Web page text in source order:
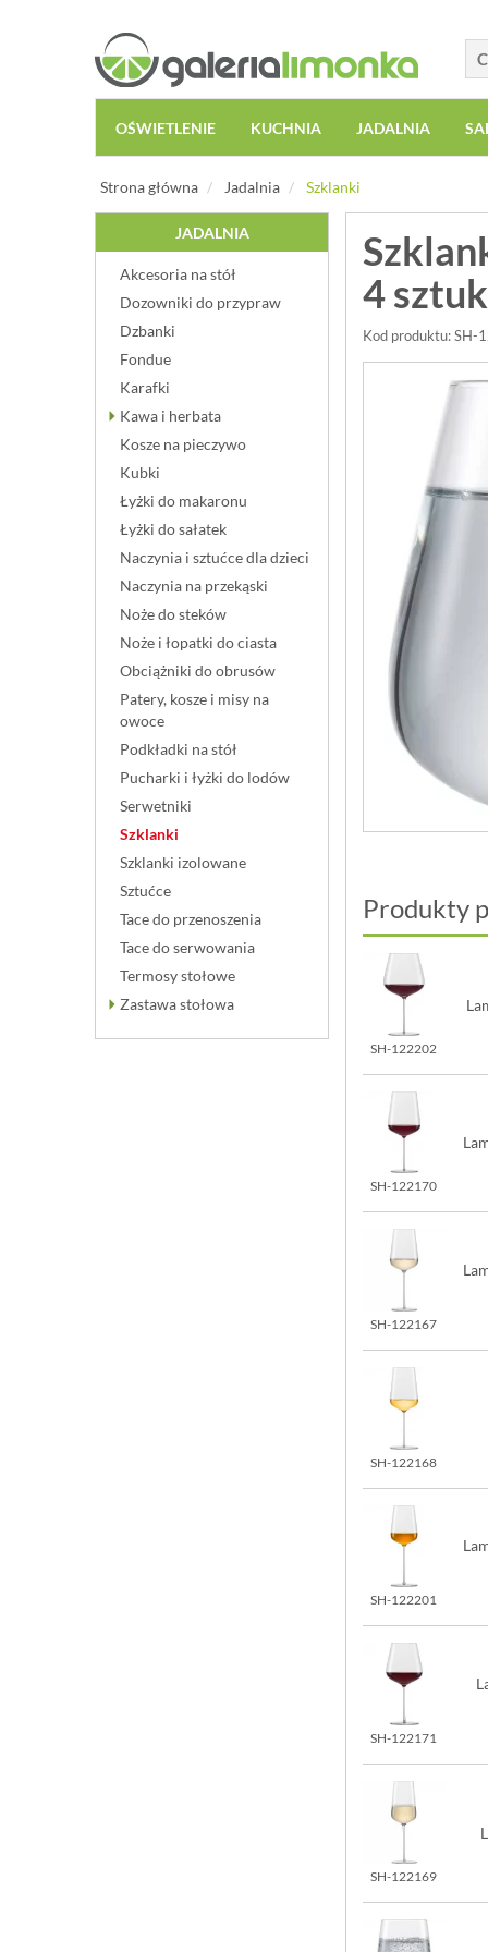
OŚWIETLENIE KUCHNIA JADALNIA
Strona główna Jadalnia Szklanki
JADALNIA
Akcesoria na stół
Dozowniki do przypraw
Dzbanki
Fondue
Karafki
Kawa i herbata
Kosze na pieczywo
Kubki
Łyżki do makaronu
Łyżki do sałatek
Naczynia i sztućce dla dzieci
Naczynia na przekąski
Noże do steków
Noże i łopatki do ciasta
Obciążniki do obrusów
Patery, kosze i misy na
owoce
Podkładki na stół
Pucharki i łyżki do lodów
Serwetniki
Szklanki
Szklanki izolowane
Sztućce
Tace do przenoszenia
Tace do serwowania
Termosy stołowe
Zastawa stołowa
4
Kod produktu: SH-
Produkty
SH-122202
SH-122170
SH-122167
SH-122168
SH-122201
SH-122171
SH-122169